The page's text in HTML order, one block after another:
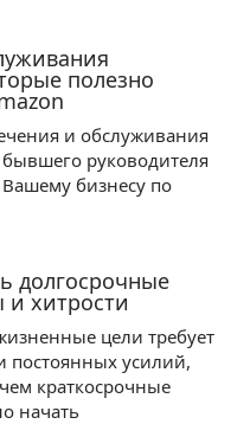
полезно
и обслуживания
руководителя
бизнесу по
долгосрочные
и хитрости
цели требует
постоянных усилий,
краткосрочные
начать